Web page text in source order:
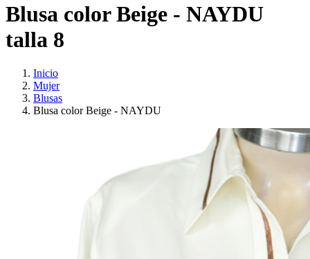
Blusa color Beige - NAYDU
talla 8
Inicio
Mujer
Blusas
Blusa color Beige - NAYDU